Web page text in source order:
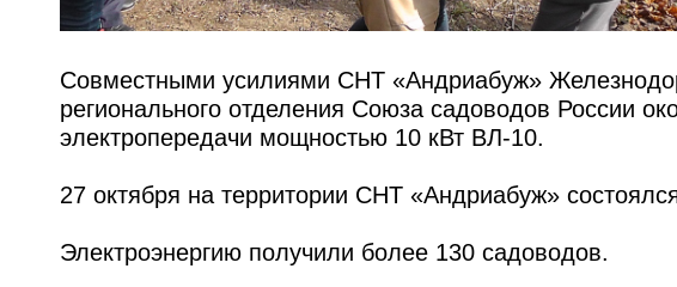
Совместными усилиями СНТ «Андриабуж»
регионального отделения Союза садоводов России
электропередачи мощностью 10 кВт ВЛ-10.
27 октября на территории СНТ «Андриабуж»
Электроэнергию получили более 130 садоводов.